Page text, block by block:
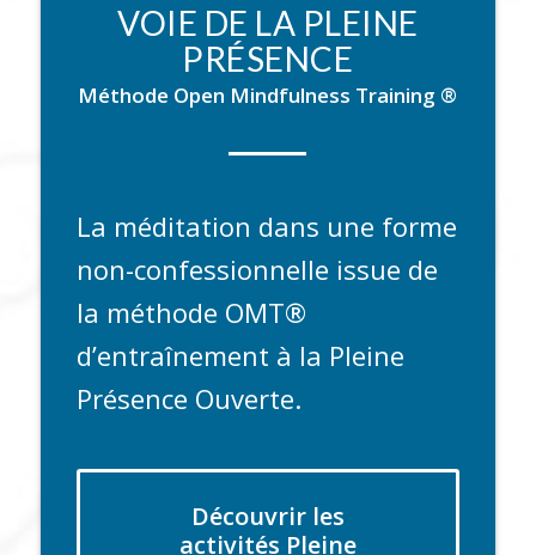
VOIE DE LA PLEINE
PRÉSENCE
Méthode Open Mindfulness Training ®
La méditation dans une forme
non-confessionnelle issue de
la méthode OMT®
d’entraînement à la Pleine
Présence Ouverte.
Découvrir les
activités Pleine